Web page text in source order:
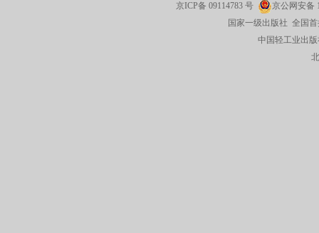
京ICP备 09114783 号 京公网安备
国家一级出版社 全国
中国轻工业出版